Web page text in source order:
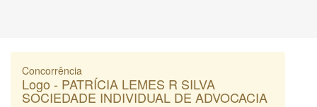
Concorrência
Logo - PATRÍCIA LEMES R SILVA
SOCIEDADE INDIVIDUAL DE ADVOCACIA